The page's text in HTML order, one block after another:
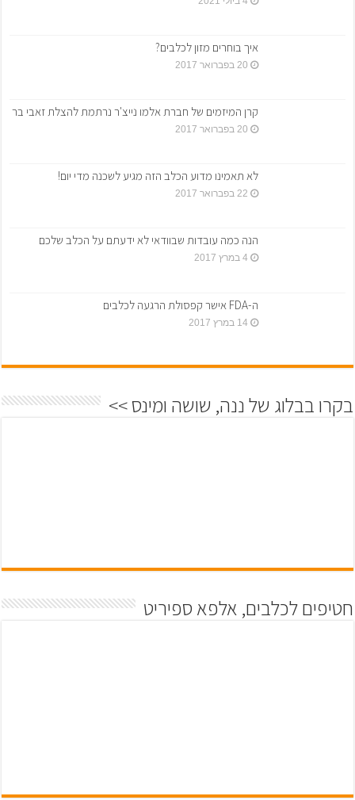
איך בוחרים מזון לכלבים?
20 בפברואר 2017
קרן המיזמים של חברת אלמו נייצ'ר נרתמת להצלת זאבי בר
20 בפברואר 2017
לא תאמינו מדוע הכלב הזה מגיע לשכנה מדי יום!
22 בפברואר 2017
הנה כמה עובדות שבוודאי לא ידעתם על הכלב שלכם
4 במרץ 2017
ה-FDA אישר קפסולת הרגעה לכלבים
14 במרץ 2017
בקרו בבלוג של ננה, שושה ומינס >>
חטיפים לכלבים, אלפא ספיריט